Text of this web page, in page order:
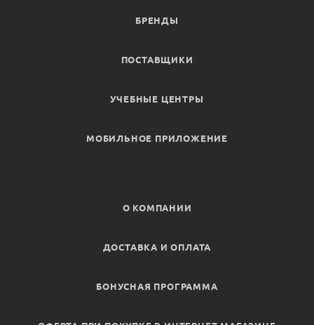
БРЕНДЫ
ПОСТАВЩИКИ
УЧЕБНЫЕ ЦЕНТРЫ
МОБИЛЬНОЕ ПРИЛОЖЕНИЕ
О КОМПАНИИ
ДОСТАВКА И ОПЛАТА
БОНУСНАЯ ПРОГРАММА